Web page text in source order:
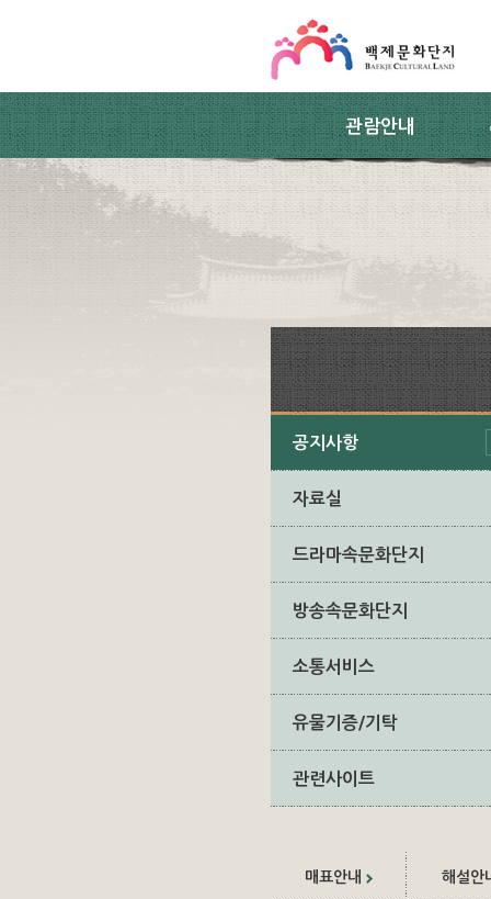
관람안내
공지사항
자료실
드라마속문화단지
방송속문화단지
소통서비스
유물기증/기탁
관련사이트
매표안내 해설안